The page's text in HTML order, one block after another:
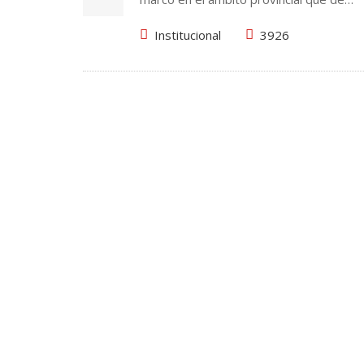
Institucional 3926